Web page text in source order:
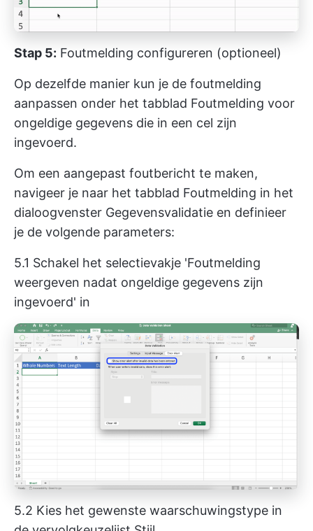
Stap 5: Foutmelding configureren (optioneel)
Op dezelfde manier kun je de foutmelding
aanpassen onder het tabblad Foutmelding voor
ongeldige gegevens die in een cel zijn
ingevoerd.
Om een aangepast foutbericht te maken,
navigeer je naar het tabblad Foutmelding in het
dialoogvenster Gegevensvalidatie en definieer
je de volgende parameters:
5.1 Schakel het selectievakje 'Foutmelding
weergeven nadat ongeldige gegevens zijn
ingevoerd' in
5.2 Kies het gewenste waarschuwingstype in